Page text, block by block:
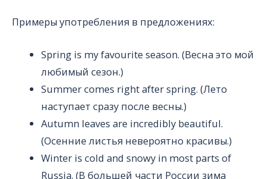
Примеры употребления в предложениях:
Spring is my favourite season. (Весна это мой
любимый сезон.)
Summer comes right after spring. (Лето
наступает сразу после весны.)
Autumn leaves are incredibly beautiful.
(Осенние листья невероятно красивы.)
Winter is cold and snowy in most parts of
Russia. (В большей части России зима